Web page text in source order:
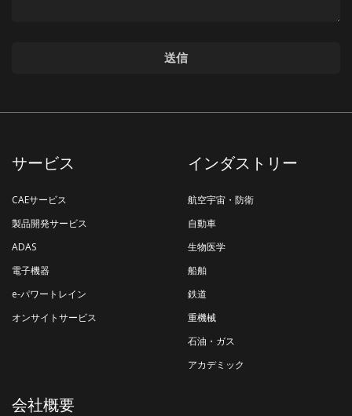
サービス
CAEサービス
製品開発サービス
ADAS
電子機器
e-パワートレイン
オンサイトサービス
インダストリー
航空宇宙・防衛
自動車
生物医学
船舶
鉄道
重機械
石油・ガス
アカデミック
会社概要